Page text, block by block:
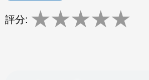
評分: ★★★★★